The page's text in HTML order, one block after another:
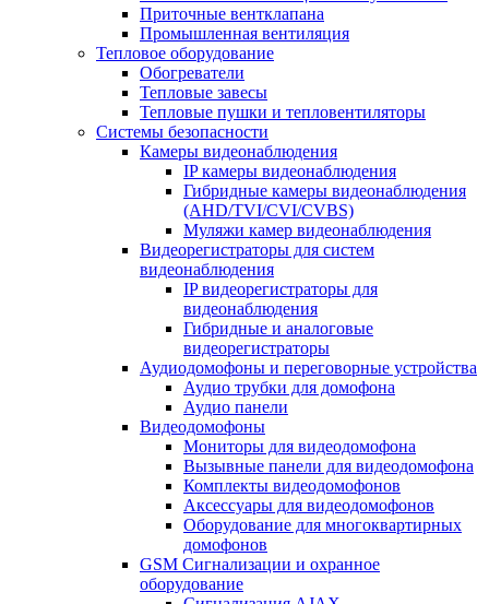
Приточные вентклапана
Промышленная вентиляция
Тепловое оборудование
Обогреватели
Тепловые завесы
Тепловые пушки и тепловентиляторы
Системы безопасности
Камеры видеонаблюдения
IP камеры видеонаблюдения
Гибридные камеры видеонаблюдения
(AHD/TVI/CVI/CVBS)
Муляжи камер видеонаблюдения
Видеорегистраторы для систем
видеонаблюдения
IP видеорегистраторы для
видеонаблюдения
Гибридные и аналоговые
видеорегистраторы
Аудиодомофоны и переговорные устройства
Аудио трубки для домофона
Аудио панели
Видеодомофоны
Мониторы для видеодомофона
Вызывные панели для видеодомофона
Комплекты видеодомофонов
Аксессуары для видеодомофонов
Оборудование для многоквартирных
домофонов
GSM Сигнализации и охранное
оборудование